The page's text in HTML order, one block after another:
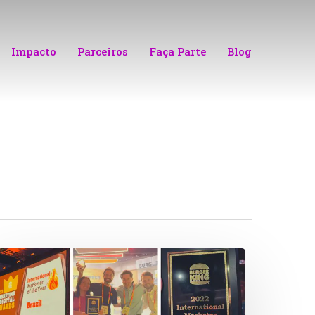
Impacto Parceiros Faça Parte Blog